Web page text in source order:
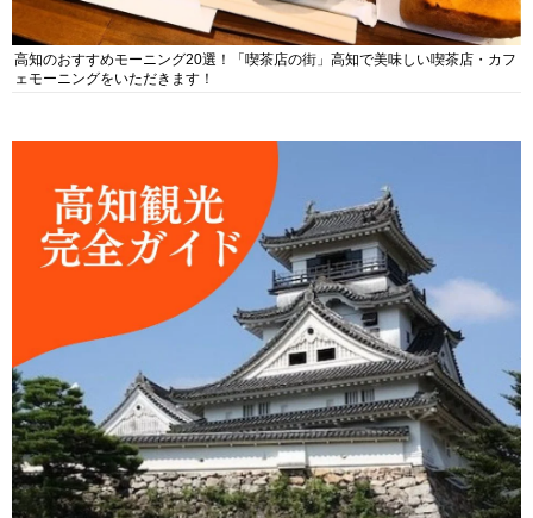
高知のおすすめモーニング20選！「喫茶店の街」高知で美味しい喫茶店・カフ
ェモーニングをいただきます！